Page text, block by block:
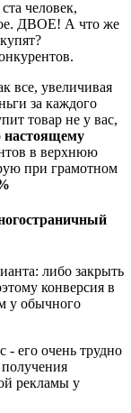
человек,
ДВОЕ! А что же
все, увеличивая
за каждого
товар не у вас,
настоящему
в верхнюю
при грамотном
либо закрыть
конверсия в
у обычного
его очень трудно
рекламы у